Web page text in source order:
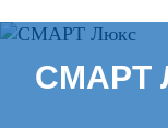
СМАРТ